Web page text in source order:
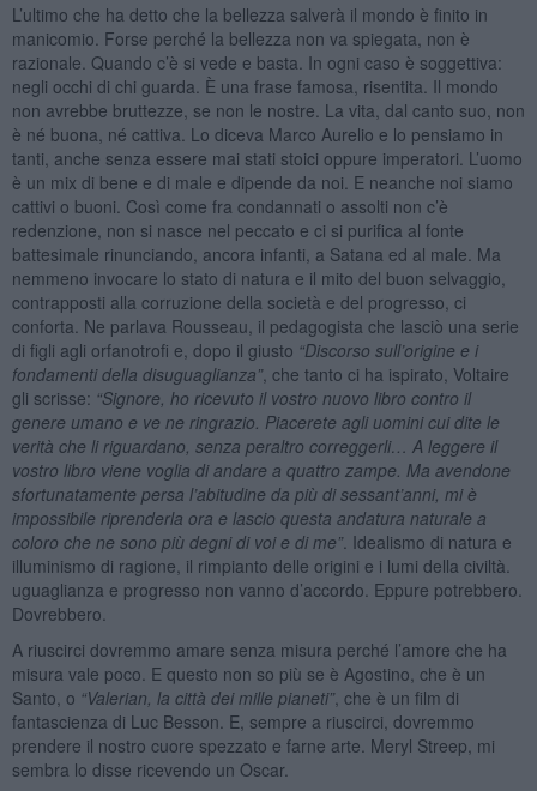
L’ultimo che ha detto che la bellezza salverà il mondo è finito in
manicomio. Forse perché la bellezza non va spiegata, non è
razionale. Quando c’è si vede e basta. In ogni caso è soggettiva:
negli occhi di chi guarda. È una frase famosa, risentita. Il mondo
non avrebbe bruttezze, se non le nostre. La vita, dal canto suo, non
è né buona, né cattiva. Lo diceva Marco Aurelio e lo pensiamo in
tanti, anche senza essere mai stati stoici oppure imperatori. L’uomo
è un mix di bene e di male e dipende da noi. E neanche noi siamo
cattivi o buoni. Così come fra condannati o assolti non c’è
redenzione, non si nasce nel peccato e ci si purifica al fonte
battesimale rinunciando, ancora infanti, a Satana ed al male. Ma
nemmeno invocare lo stato di natura e il mito del buon selvaggio,
contrapposti alla corruzione della società e del progresso, ci
conforta. Ne parlava Rousseau, il pedagogista che lasciò una serie
di figli agli orfanotrofi e, dopo il giusto “Discorso sull’origine e i
fondamenti della disuguaglianza”, che tanto ci ha ispirato, Voltaire
gli scrisse: “Signore, ho ricevuto il vostro nuovo libro contro il
genere umano e ve ne ringrazio. Piacerete agli uomini cui dite le
verità che li riguardano, senza peraltro correggerli… A leggere il
vostro libro viene voglia di andare a quattro zampe. Ma avendone
sfortunatamente persa l’abitudine da più di sessant’anni, mi è
impossibile riprenderla ora e lascio questa andatura naturale a
coloro che ne sono più degni di voi e di me”. Idealismo di natura e
illuminismo di ragione, il rimpianto delle origini e i lumi della civiltà.
uguaglianza e progresso non vanno d’accordo. Eppure potrebbero.
Dovrebbero.
A riuscirci dovremmo amare senza misura perché l’amore che ha
misura vale poco. E questo non so più se è Agostino, che è un
Santo, o “Valerian, la città dei mille pianeti”, che è un film di
fantascienza di Luc Besson. E, sempre a riuscirci, dovremmo
prendere il nostro cuore spezzato e farne arte. Meryl Streep, mi
sembra lo disse ricevendo un Oscar.